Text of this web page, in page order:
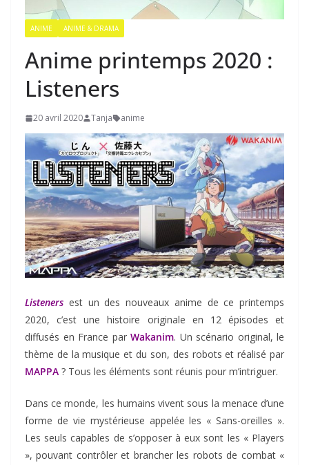
ANIME ANIME & DRAMA
Anime printemps 2020 :
Listeners
20 avril 2020 Tanja anime
Listeners est un des nouveaux anime de ce printemps
2020, c’est une histoire originale en 12 épisodes et
diffusés en France par Wakanim. Un scénario original, le
thème de la musique et du son, des robots et réalisé par
MAPPA ? Tous les éléments sont réunis pour m’intriguer.
Dans ce monde, les humains vivent sous la menace d’une
forme de vie mystérieuse appelée les « Sans-oreilles ».
Les seuls capables de s’opposer à eux sont les « Players
», pouvant contrôler et brancher les robots de combat «